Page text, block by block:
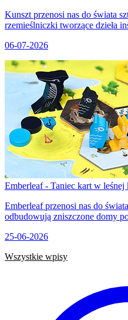
Kunszt przenosi nas do świata
rzemieślniczki tworzące dzieła
06-07-2026
Emberleaf - Taniec kart w leśnej
Emberleaf przenosi nas do
odbudowują zniszczone domy
25-06-2026
Wszystkie wpisy